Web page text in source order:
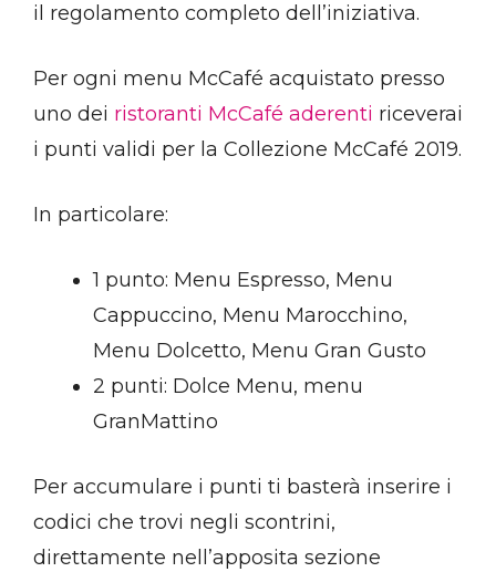
il regolamento completo dell’iniziativa.
Per ogni menu McCafé acquistato presso
uno dei ristoranti McCafé aderenti riceverai
i punti validi per la Collezione McCafé 2019.
In particolare:
1 punto: Menu Espresso, Menu
Cappuccino, Menu Marocchino,
Menu Dolcetto, Menu Gran Gusto
2 punti: Dolce Menu, menu
GranMattino
Per accumulare i punti ti basterà inserire i
codici che trovi negli scontrini,
direttamente nell’apposita sezione